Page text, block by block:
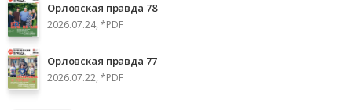
Орловская правда 78
2026.07.24, *PDF
Орловская правда 77
2026.07.22, *PDF